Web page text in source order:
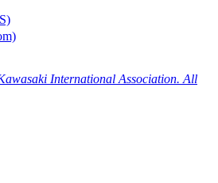
International Association. All